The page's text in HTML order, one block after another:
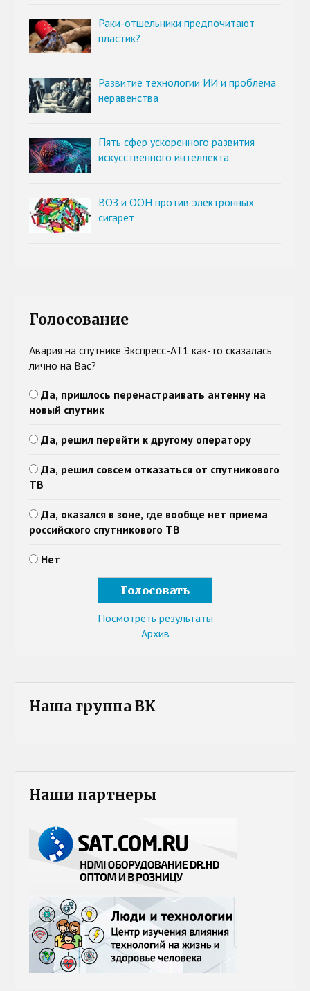
Раки-отшельники предпочитают
пластик?
Развитие технологии ИИ и проблема
неравенства
Пять сфер ускоренного развития
искусственного интеллекта
ВОЗ и ООН против электронных
сигарет
Голосование
Авария на спутнике Экспресс-АТ1 как-то сказалась
лично на Вас?
Да, пришлось перенастраивать антенну на
новый спутник
Да, решил перейти к другому оператору
Да, решил совсем отказаться от спутникового
ТВ
Да, оказался в зоне, где вообще нет приема
российского спутникового ТВ
Нет
Посмотреть результаты
Архив
Наша группа ВК
Наши партнеры